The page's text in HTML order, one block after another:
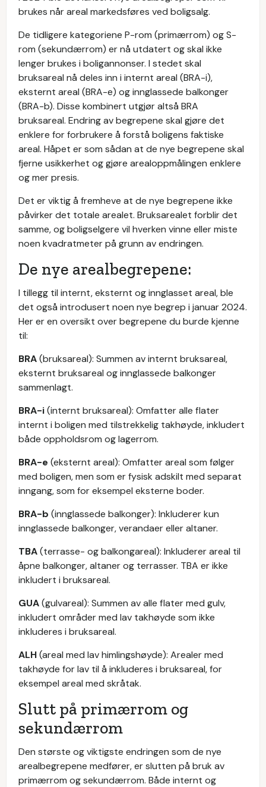
brukes når areal markedsføres ved boligsalg.
De tidligere kategoriene P-rom (primærrom) og S-
rom (sekundærrom) er nå utdatert og skal ikke
lenger brukes i boligannonser. I stedet skal
bruksareal nå deles inn i internt areal (BRA-i),
eksternt areal (BRA-e) og innglassede balkonger
(BRA-b). Disse kombinert utgjør altså BRA
bruksareal. Endring av begrepene skal gjøre det
enklere for forbrukere å forstå boligens faktiske
areal. Håpet er som sådan at de nye begrepene skal
fjerne usikkerhet og gjøre arealoppmålingen enklere
og mer presis.
Det er viktig å fremheve at de nye begrepene ikke
påvirker det totale arealet. Bruksarealet forblir det
samme, og boligselgere vil hverken vinne eller miste
noen kvadratmeter på grunn av endringen.
De nye arealbegrepene:
I tillegg til internt, eksternt og innglasset areal, ble
det også introdusert noen nye begrep i januar 2024.
Her er en oversikt over begrepene du burde kjenne
til:
BRA(bruksareal): Summen av internt bruksareal,
eksternt bruksareal og innglassede balkonger
sammenlagt.
BRA-i(internt bruksareal): Omfatter alle flater
internt i boligen med tilstrekkelig takhøyde, inkludert
både oppholdsrom og lagerrom.
BRA-e (eksternt areal): Omfatter areal som følger
med boligen, men som er fysisk adskilt med separat
inngang, som for eksempel eksterne boder.
BRA-b (innglassede balkonger): Inkluderer kun
innglassede balkonger, verandaer eller altaner.
TBA(terrasse- og balkongareal): Inkluderer areal til
åpne balkonger, altaner og terrasser. TBA er ikke
inkludert i bruksareal.
GUA(gulvareal): Summen av alle flater med gulv,
inkludert områder med lav takhøyde som ikke
inkluderes i bruksareal.
ALH(areal med lav himlingshøyde): Arealer med
takhøyde for lav til å inkluderes i bruksareal, for
eksempel areal med skråtak.
Slutt på primærrom og
sekundærrom
Den største og viktigste endringen som de nye
arealbegrepene medfører, er slutten på bruk av
primærrom og sekundærrom. Både internt og